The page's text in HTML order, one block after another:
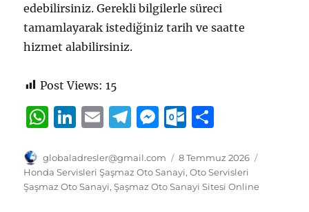
edebilirsiniz. Gerekli bilgilerle süreci
tamamlayarak istediğiniz tarih ve saatte
hizmet alabilirsiniz.
Post Views: 15
W
at
s
Li
k
e
E
ai
l
T
e
g
M
ss
e
O
tl
o
a
re
Yazar
globaladresler@gmail.com
Yayın
tarihi
8 Temmuz 2026
Honda Servisleri Şaşmaz Oto Sanayi,Oto Servisleri
Şaşmaz Oto Sanayi,Şaşmaz Oto Sanayi Sitesi Online